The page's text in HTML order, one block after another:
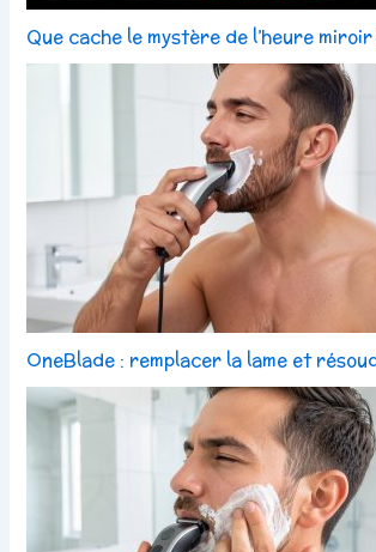
Que cache le mystère de l’heure miroir
OneBlade : remplacer la lame et